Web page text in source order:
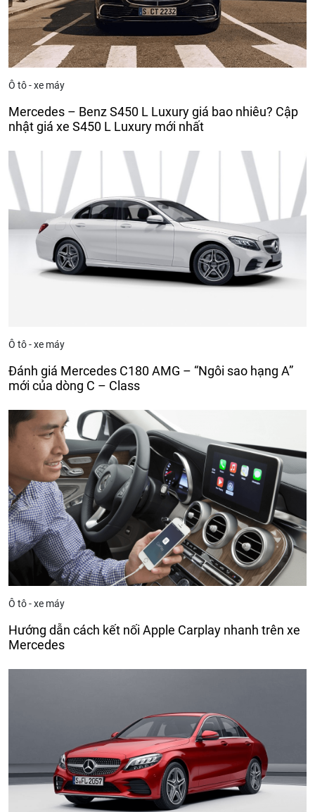
Ô tô - xe máy
Mercedes – Benz S450 L Luxury giá bao nhiêu? Cập
nhật giá xe S450 L Luxury mới nhất
Ô tô - xe máy
Đánh giá Mercedes C180 AMG – “Ngôi sao hạng A”
mới của dòng C – Class
Ô tô - xe máy
Hướng dẫn cách kết nối Apple Carplay nhanh trên xe
Mercedes